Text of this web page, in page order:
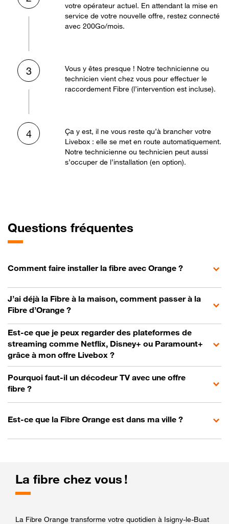
votre opérateur actuel. En attendant la mise en
service de votre nouvelle offre, restez connecté
avec 200Go/mois.
3
Vous y êtes presque ! Notre technicienne ou
technicien vient chez vous pour effectuer le
raccordement Fibre (l’intervention est incluse).
4
Ça y est, il ne vous reste qu’à brancher votre
Livebox : elle se met en route automatiquement.
Notre technicienne ou technicien peut aussi
s’occuper de l’installation (en option).
Questions fréquentes
Comment faire installer la fibre avec Orange ?
J’ai déjà la Fibre à la maison, comment passer à la
Fibre d’Orange ?
Est-ce que je peux regarder des plateformes de
streaming comme Netflix, Disney+ ou Paramount+
grâce à mon offre Livebox ?
Pourquoi faut-il un décodeur TV avec une offre
fibre ?
Est-ce que la Fibre Orange est dans ma ville ?
La fibre chez vous !
La Fibre Orange transforme votre quotidien à Isigny-le-Buat